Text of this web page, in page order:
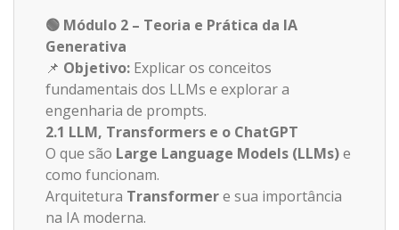
🟢 Módulo 2 – Teoria e Prática da IA
Generativa
📌 Objetivo: Explicar os conceitos
fundamentais dos LLMs e explorar a
engenharia de prompts.
2.1 LLM, Transformers e o ChatGPT
O que são Large Language Models (LLMs)e
como funcionam.
Arquitetura Transformere sua importância
na IA moderna.